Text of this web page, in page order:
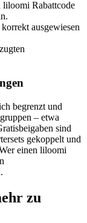
liloomi Rabattcode
ausgewiesen
begrenzt und
– etwa
sind
gekoppelt und
einen liloomi
zu